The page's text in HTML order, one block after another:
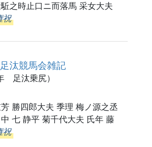
之時止口ニ而落馬 采女大夫
祝
足汰競馬会雑記
足汰乗尻）
勝四郎大夫 季理 梅ノ源之丞
七 静平 菊千代大夫 氏年 藤
祝